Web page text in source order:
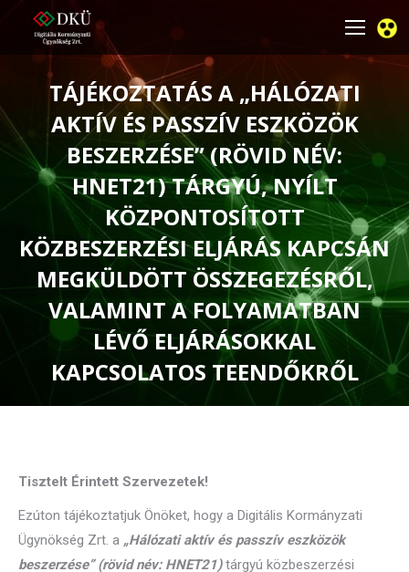
TÁJÉKOZTATÁS A „HÁLÓZATI
AKTÍV ÉS PASSZÍV ESZKÖZÖK
BESZERZÉSE” (RÖVID NÉV:
HNET21) TÁRGYÚ, NYÍLT
KÖZPONTOSÍTOTT
KÖZBESZERZÉSI ELJÁRÁS KAPCSÁN
MEGKÜLDÖTT ÖSSZEGEZÉSRŐL,
VALAMINT A FOLYAMATBAN
LÉVŐ ELJÁRÁSOKKAL
KAPCSOLATOS TEENDŐKRŐL
You are here:
Tisztelt Érintett Szervezetek!
Ezúton tájékoztatjuk Önöket, hogy a Digitális Kormányzati
Ügynökség Zrt. a „Hálózati aktív és passzív eszközök
beszerzése” (rövid név: HNET21)tárgyú közbeszerzési